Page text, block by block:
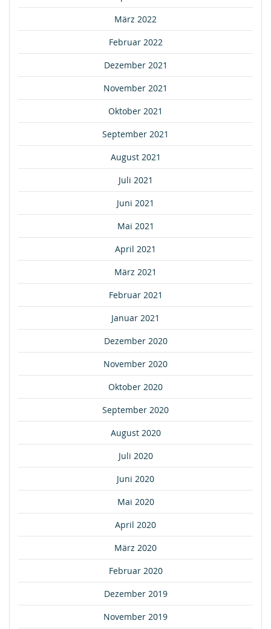
März 2022
Februar 2022
Dezember 2021
November 2021
Oktober 2021
September 2021
August 2021
Juli 2021
Juni 2021
Mai 2021
April 2021
März 2021
Februar 2021
Januar 2021
Dezember 2020
November 2020
Oktober 2020
September 2020
August 2020
Juli 2020
Juni 2020
Mai 2020
April 2020
März 2020
Februar 2020
Dezember 2019
November 2019